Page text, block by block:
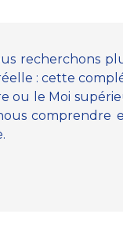
recherchons
: cette
ou le Moi
comprendre